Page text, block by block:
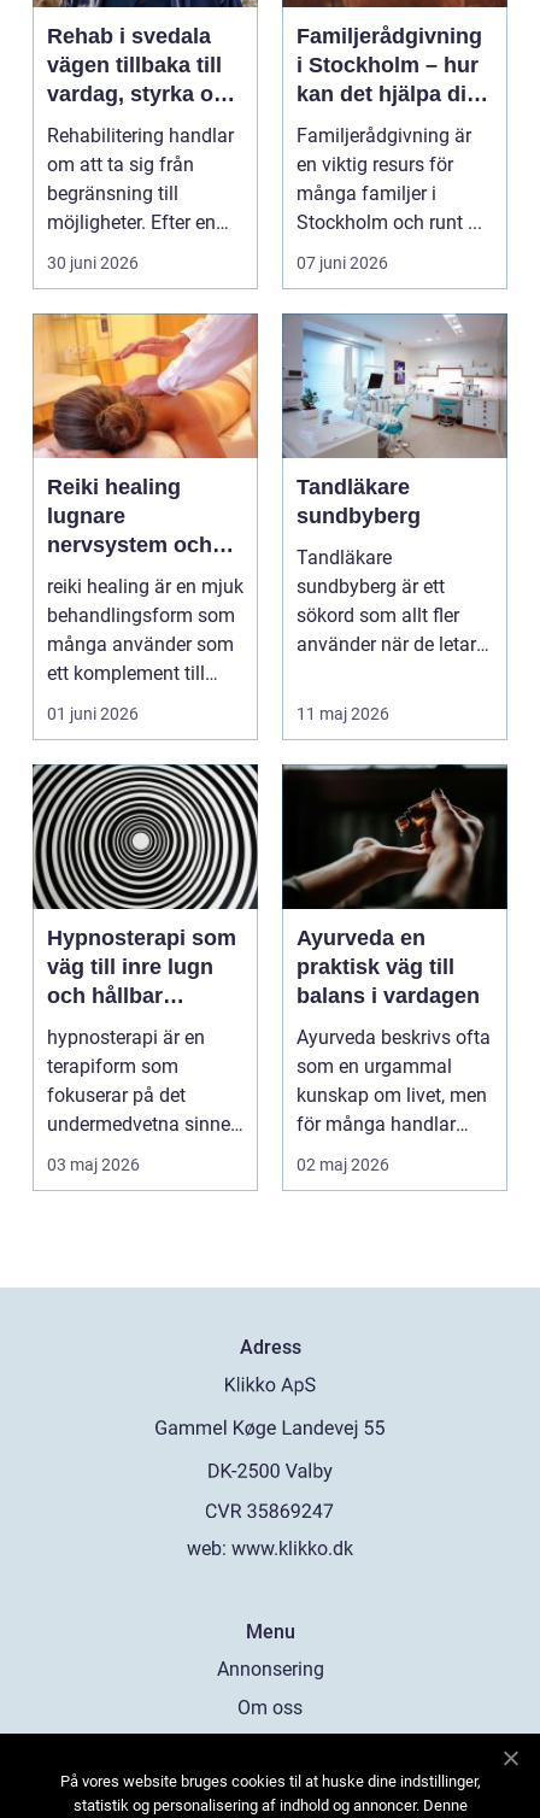
Rehab i svedala
vägen tillbaka till
vardag, styrka och
balans
Rehabilitering handlar
om att ta sig från
begränsning till
möjligheter. Efter en
skada, sjukdom elle...
30 juni 2026
Familjerådgivning
i Stockholm – hur
kan det hjälpa dig
och din familj
Familjerådgivning är
en viktig resurs för
många familjer i
Stockholm och runt ...
07 juni 2026
Reiki healing
lugnare
nervsystem och
mer balans i
vardagen
reiki healing är en mjuk
behandlingsform som
många använder som
ett komplement till
annan vård. Foku...
01 juni 2026
Tandläkare
sundbyberg
Tandläkare
sundbyberg är ett
sökord som allt fler
använder när de letar
tillgänglig ...
11 maj 2026
Hypnosterapi som
väg till inre lugn
och hållbar
förändring
hypnosterapi är en
terapiform som
fokuserar på det
undermedvetna sinnet
för att skapa djup och
hållb...
03 maj 2026
Ayurveda en
praktisk väg till
balans i vardagen
Ayurveda beskrivs ofta
som en urgammal
kunskap om livet, men
för många handlar
frågan om något
betyd...
02 maj 2026
Adress
web: www.klikko.dk
Menu
Annonsering
Om oss
Kontakta oss
På vores website bruges cookies til at huske dine indstillinger,
statistik og personalisering af indhold og annoncer. Denne